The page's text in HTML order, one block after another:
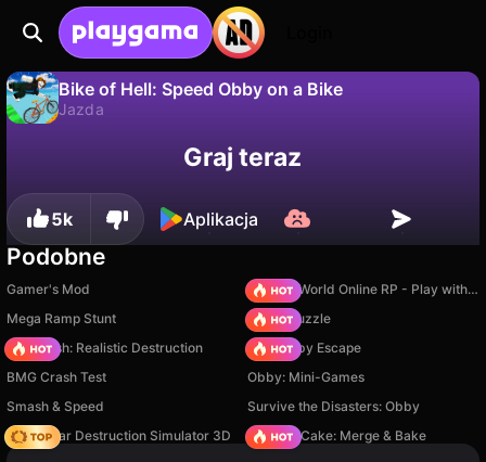
Bike of Hell: Speed Obby on a Bike
Jazda
Zapisz postępy! Nie
Graj teraz
5k Aplikacja
Podobne
Gamer's Mod
Sprunki World Online RP - Play with Friends!
Mega Ramp Stunt
Arrow Puzzle
Car Crush: Realistic Destruction
Your Obby Escape
BMG Crash Test
Obby: Mini-Games
Smash & Speed
Survive the Disasters: Obby
Online Car Destruction Simulator 3D
Piece of Cake: Merge & Bake